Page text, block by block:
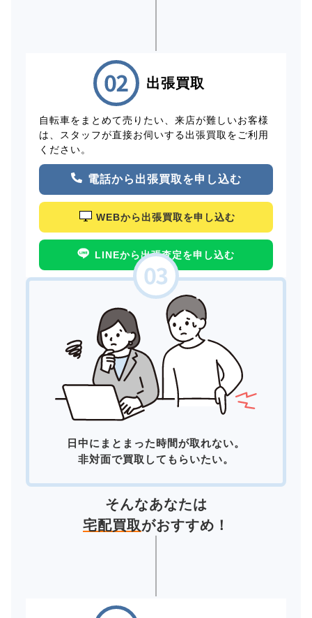
出張買取
自転車をまとめて売りたい、来店が難しいお客様
は、スタッフが直接お伺いする出張買取をご利用
ください。
電話から出張買取を申し込む
WEBから出張買取を申し込む
LINEから出張査定を申し込む
日中にまとまった時間が取れない。
非対面で買取してもらいたい。
そんなあなたは
宅配買取がおすすめ！